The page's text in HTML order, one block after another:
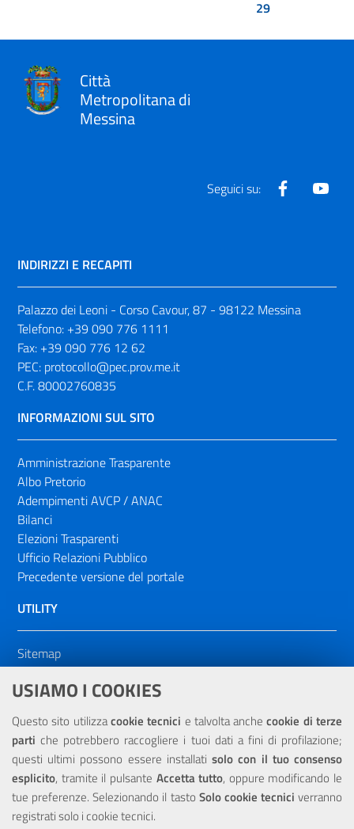
USIAMO I COOKIES
Questo sito utilizzacookie tecnici e talvolta anchecookie di terze
parti che potrebbero raccogliere i tuoi dati a fini di profilazione;
questi ultimi possono essere installatisolo con il tuo consenso
esplicito, tramite il pulsante Accetta tutto, oppure modificando le
tue preferenze. Selezionando il tasto Solo cookie tecnici verranno
registrati solo i cookie tecnici.
29
Città
Metropolitana di
Messina
Seguici su: Facebook
INDIRIZZI E RECAPITI
Palazzo dei Leoni - Corso Cavour, 87 - 98122 Messina
Telefono: +39 090 776 1111
Fax: +39 090 776 12 62
PEC: protocollo@pec.prov.me.it
C.F. 80002760835
INFORMAZIONI SUL SITO
Amministrazione Trasparente
Albo Pretorio
Adempimenti AVCP / ANAC
Bilanci
Elezioni Trasparenti
Ufficio Relazioni Pubblico
Precedente versione del portale
UTILITY
Sitemap
Dichiarazione di accessibilità
NOTE LEGALI
Privacy